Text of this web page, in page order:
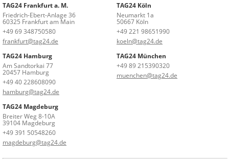
TAG24 Frankfurt a. M.
Friedrich-Ebert-Anlage 36
60325 Frankfurt am Main
+49 69 348750580
frankfurt@tag24.de
TAG24 Köln
Neumarkt 1a
50667 Köln
+49 221 98651990
koeln@tag24.de
TAG24 Hamburg
Am Sandtorkai 77
20457 Hamburg
+49 40 228608090
hamburg@tag24.de
TAG24 München
+49 89 215390320
muenchen@tag24.de
TAG24 Magdeburg
Breiter Weg 8-10A
39104 Magdeburg
+49 391 50548260
magdeburg@tag24.de